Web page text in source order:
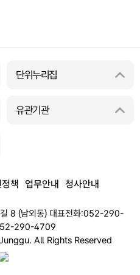
단위누리집
유관기관
책 업무안내 청사안내
8 (남외동) 대표전화:052-290-
290-4709
All Rights Reserved